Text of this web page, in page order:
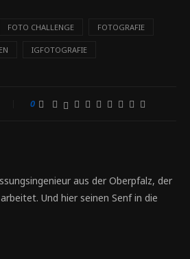
FOTO CHALLENGE FOTOGRAFIE
IGFOTOGRAFIE
0
aus der Oberpfalz, der
Und hier seinen Senf in die